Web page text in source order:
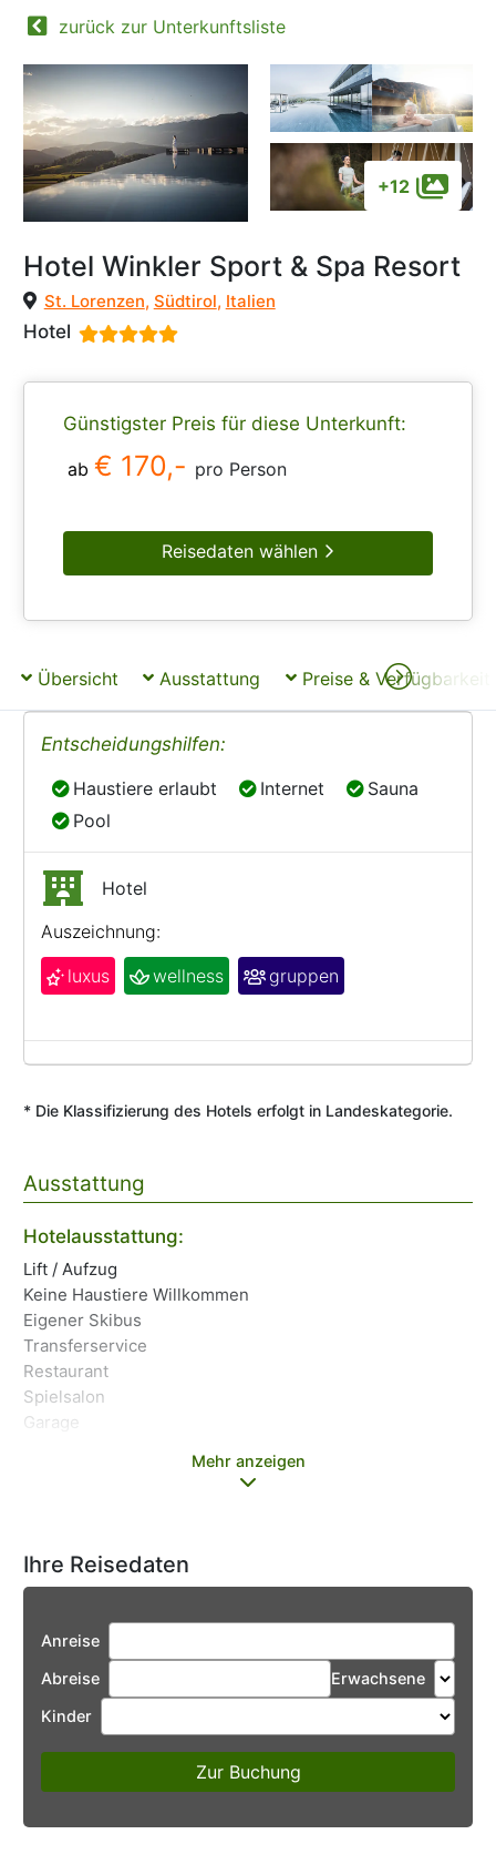
zurück zur Unterkunftsliste
+12
Hotel Winkler Sport & Spa Resort
St. Lorenzen, Südtirol, Italien
Hotel
Günstigster Preis für diese Unterkunft:
ab € 170,- pro Person
Reisedaten wählen
Übersicht Ausstattung Preise & Verfügbarkeit
Entscheidungshilfen:
Haustiere erlaubt
Haustiere erlaubt Internet
Internet Sauna
Sauna
Pool
Pool
Hotel
Auszeichnung:
luxus
wellness gruppen
* Die Klassifizierung des Hotels erfolgt in Landeskategorie.
Ausstattung
Hotelausstattung:
Lift / Aufzug
Keine Haustiere Willkommen
Eigener Skibus
Transferservice
Restaurant
Spielsalon
Garage
Mehr anzeigen
Ihre Reisedaten
Anreise
Abreise
Erwachsene
Kinder
Zur Buchung